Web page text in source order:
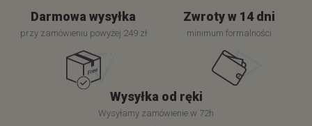
Darmowa wysyłka
przy zamówieniu powyżej 249 zł
Zwroty w 14 dni
minimum formalności
Wysyłka od ręki
Wysyłamy zamówienie w 72h